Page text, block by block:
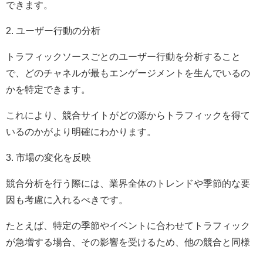
できます。
2. ユーザー行動の分析
トラフィックソースごとのユーザー行動を分析すること
で、どのチャネルが最もエンゲージメントを生んでいるの
かを特定できます。
これにより、競合サイトがどの源からトラフィックを得て
いるのかがより明確にわかります。
3. 市場の変化を反映
競合分析を行う際には、業界全体のトレンドや季節的な要
因も考慮に入れるべきです。
たとえば、特定の季節やイベントに合わせてトラフィック
が急増する場合、その影響を受けるため、他の競合と同様